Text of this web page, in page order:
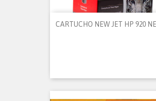
CARTUCHO NEW JET HP 920